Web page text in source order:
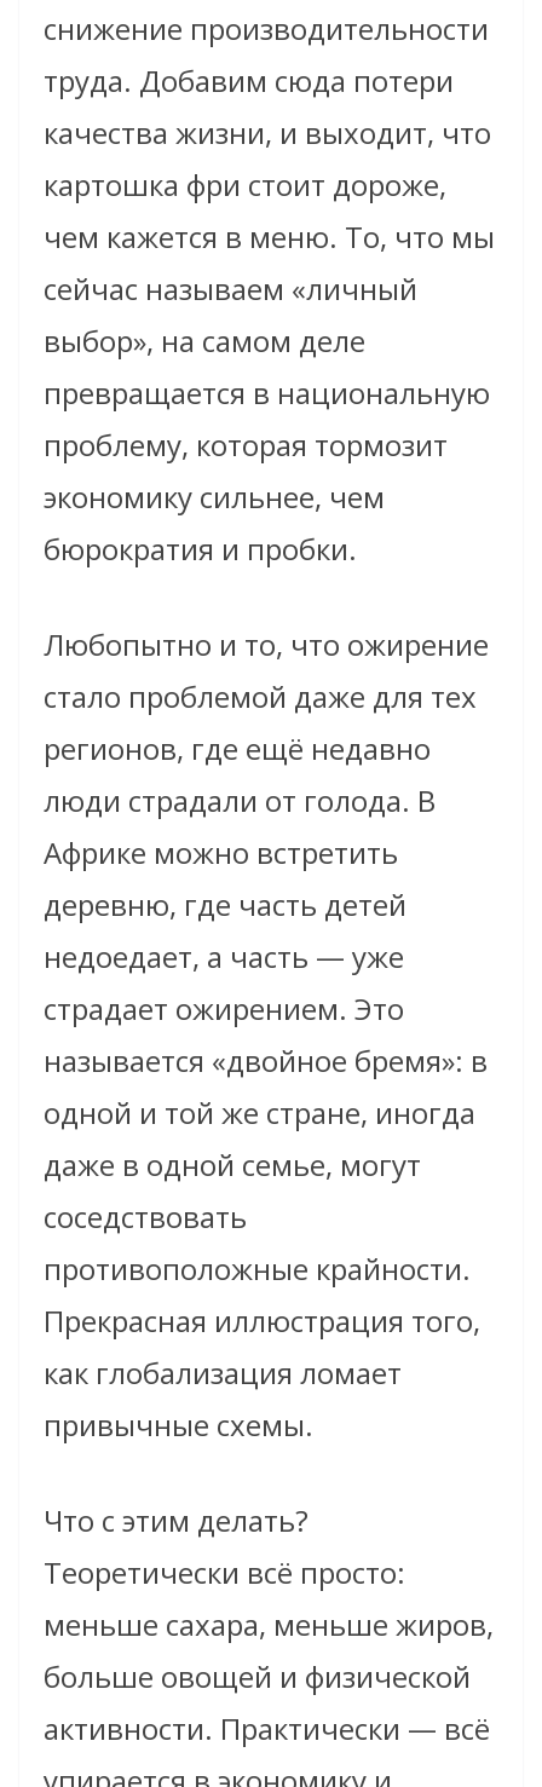
снижение производительности
труда. Добавим сюда потери
качества жизни, и выходит, что
картошка фри стоит дороже,
чем кажется в меню. То, что мы
сейчас называем «личный
выбор», на самом деле
превращается в национальную
проблему, которая тормозит
экономику сильнее, чем
бюрократия и пробки.
Любопытно и то, что ожирение
стало проблемой даже для тех
регионов, где ещё недавно
люди страдали от голода. В
Африке можно встретить
деревню, где часть детей
недоедает, а часть — уже
страдает ожирением. Это
называется «двойное бремя»: в
одной и той же стране, иногда
даже в одной семье, могут
соседствовать
противоположные крайности.
Прекрасная иллюстрация того,
как глобализация ломает
привычные схемы.
Что с этим делать?
Теоретически всё просто:
меньше сахара, меньше жиров,
больше овощей и физической
активности. Практически — всё